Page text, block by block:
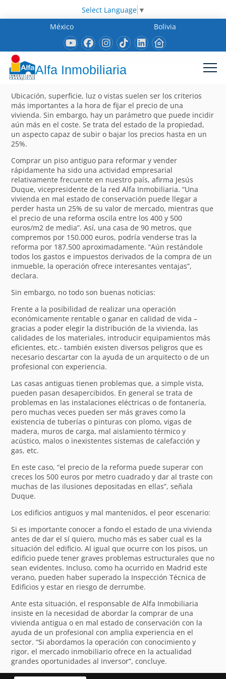
Select Language ▼
México
Bolivia
Alfa Inmobiliaria
Ubicación, superficie, luz o vistas suelen ser los criterios
más importantes a la hora de fijar el precio de una
vivienda. Sin embargo, hay un parámetro que puede incidir
aún más en el coste. Se trata del estado de la propiedad,
un aspecto capaz de subir o bajar los precios hasta en un
25%.
Comprar un piso antiguo para reformar y vender
rápidamente ha sido una actividad empresarial
relativamente frecuente en nuestro país, afirma Jesús
Duque, vicepresidente de la red Alfa Inmobiliaria. “Una
vivienda en mal estado de conservación puede llegar a
perder hasta un 25% de su valor de mercado, mientras que
el precio de una reforma oscila entre los 400 y 500
euros/m2 de media”. Así, una casa de 90 metros, que
compremos por 150.000 euros, podría venderse tras la
reforma por 187.500 aproximadamente. “Aún restándole
todos los gastos e impuestos derivados de la compra de un
inmueble, la operación ofrece interesantes ventajas”,
declara.
Sin embargo, no todo son buenas noticias:
Frente a la posibilidad de realizar una operación
económicamente rentable o ganar en calidad de vida –
gracias a poder elegir la distribución de la vivienda, las
calidades de los materiales, introducir equipamientos más
eficientes, etc.- también existen diversos peligros que es
necesario descartar con la ayuda de un arquitecto o de un
profesional con experiencia.
Las casas antiguas tienen problemas que, a simple vista,
pueden pasan desapercibidos. En general se trata de
problemas en las instalaciones eléctricas o de fontanería,
pero muchas veces pueden ser más graves como la
existencia de tuberías o pinturas con plomo, vigas de
madera, muros de carga, mal aislamiento térmico y
acústico, malos o inexistentes sistemas de calefacción y
gas, etc.
En este caso, “el precio de la reforma puede superar con
creces los 500 euros por metro cuadrado y dar al traste con
muchas de las ilusiones depositadas en ellas”, señala
Duque.
Los edificios antiguos y mal mantenidos, el peor escenario:
Si es importante conocer a fondo el estado de una vivienda
antes de dar el sí quiero, mucho más es saber cual es la
situación del edificio. Al igual que ocurre con los pisos, un
edificio puede tener graves problemas estructurales que no
sean evidentes. Incluso, como ha ocurrido en Madrid este
verano, pueden haber superado la Inspección Técnica de
Edificios y estar en riesgo de derrumbe.
Ante esta situación, el responsable de Alfa Inmobiliaria
insiste en la necesidad de abordar la comprar de una
vivienda antigua o en mal estado de conservación con la
ayuda de un profesional con amplia experiencia en el
sector. “Si abordamos la operación con conocimiento y
rigor, el mercado inmobiliario ofrece en la actualidad
grandes oportunidades al inversor”, concluye.